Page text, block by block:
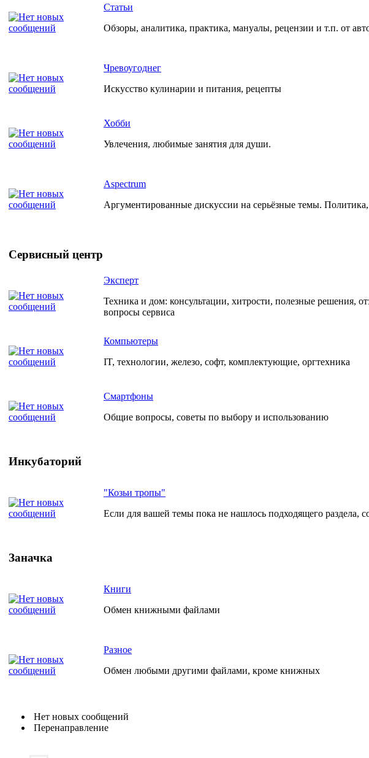
Статьи
Обзоры, аналитика, практика, мануалы, рецензии и т.п. от
Чревоугоднег
Искусство кулинарии и питания, рецепты
Хобби
Увлечения, любимые занятия для души.
Aspectrum
Аргументированные дискуссии на серьёзные темы. Политика,
Сервисный центр
Эксперт
Техника и дом: консультации, хитрости, полезные решения,
вопросы сервиса
Компьютеры
IT, технологии, железо, софт, комплектующие, оргтехника
Смартфоны
Общие вопросы, советы по выбору и использованию
Инкубаторий
"Козьи тропы"
Если для вашей темы пока не нашлось подходящего раздела,
Заначка
Книги
Обмен книжными файлами
Разное
Обмен любыми другими файлами, кроме книжных
Нет новых сообщений
Перенаправление